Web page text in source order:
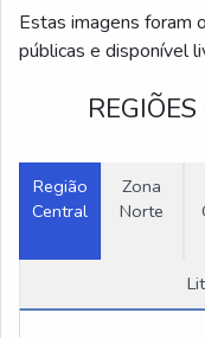
Venda de Peças
Talha elétrica 500
Estas imagens foram
públicas e disponível
Região
Central
Zona
Norte